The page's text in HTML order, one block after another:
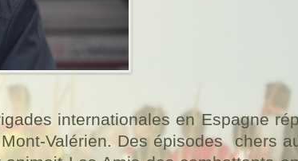
internationales en Espagne
Valérien. Des épisodes
chers